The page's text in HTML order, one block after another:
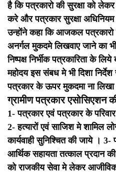
है कि पत्रकारो की सुरक्षा को लेकर
करे और पत्रकार सुरक्षा
उन्होंने कहा कि आजकल पत्रकारो के
अनर्गल मुकदमे लिखवाए जाने का
निष्पक्ष निर्भीक पत्रकारिता के
महोदय इस संबध मे भी दिशा
पत्रकार के ऊपर मुकदमा ना लिखा
ग्रामीण पत्रकार एसोसिएशन
1- पत्रकार एवं पत्रकार के
2- हत्यारों एवं साजिश मे शामिल
कार्यवाही सुनिश्चित की जाये । 3-
आर्थिक सहायता तत्काल प्रदान
को राजकीय सेवा मे लेकर